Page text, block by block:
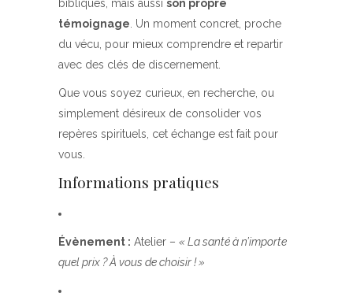
bibliques, mais aussi son propre
témoignage. Un moment concret, proche
du vécu, pour mieux comprendre et repartir
avec des clés de discernement.
Que vous soyez curieux, en recherche, ou
simplement désireux de consolider vos
repères spirituels, cet échange est fait pour
vous.
Informations pratiques
Évènement : Atelier – « La santé à n’importe
quel prix ? À vous de choisir ! »